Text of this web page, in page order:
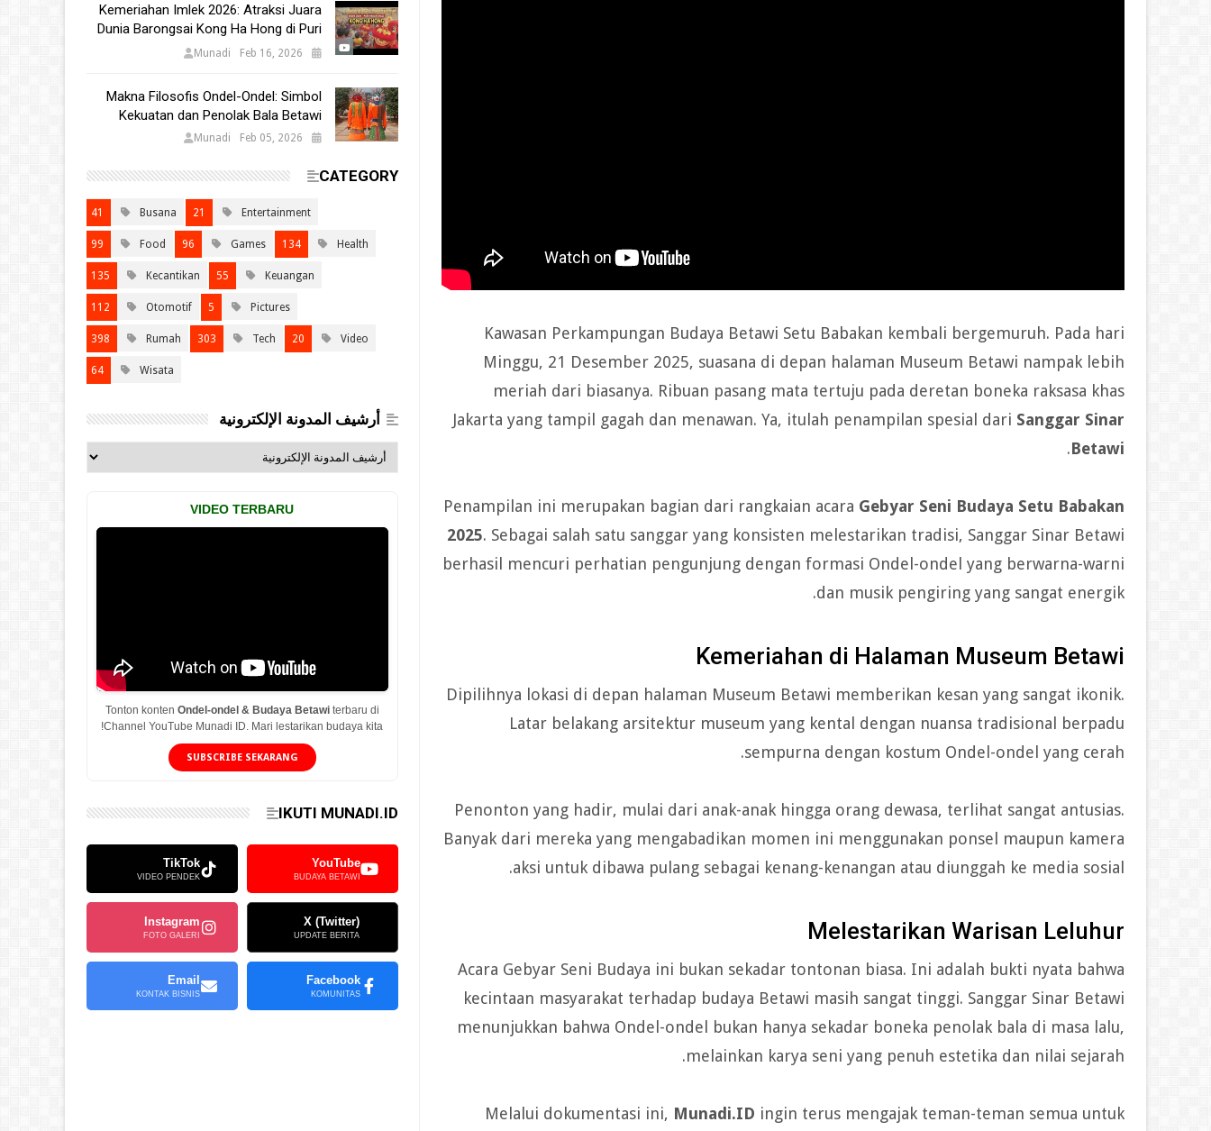
Kawasan Perkampungan Budaya Betawi Setu Babakan kembali bergemuruh. Pada hari
Minggu, 21 Desember 2025, suasana di depan halaman Museum Betawi nampak lebih
meriah dari biasanya. Ribuan pasang mata tertuju pada deretan boneka raksasa khas
Jakarta yang tampil gagah dan menawan. Ya, itulah penampilan spesial dari Sanggar Sinar
Betawi
.
Penampilan ini merupakan bagian dari rangkaian acara Gebyar Seni Budaya Setu Babakan
2025. Sebagai salah satu sanggar yang konsisten melestarikan tradisi, Sanggar Sinar Betawi
berhasil mencuri perhatian pengunjung dengan formasi Ondel-ondel yang berwarna-warni
dan musik pengiring yang sangat energik.
Kemeriahan di Halaman Museum Betawi
Dipilihnya lokasi di depan halaman Museum Betawi memberikan kesan yang sangat ikonik.
Latar belakang arsitektur museum yang kental dengan nuansa tradisional berpadu
sempurna dengan kostum Ondel-ondel yang cerah.
Penonton yang hadir, mulai dari anak-anak hingga orang dewasa, terlihat sangat antusias.
Banyak dari mereka yang mengabadikan momen ini menggunakan ponsel maupun kamera
aksi untuk dibawa pulang sebagai kenang-kenangan atau diunggah ke media sosial.
Melestarikan Warisan Leluhur
Acara Gebyar Seni Budaya ini bukan sekadar tontonan biasa. Ini adalah bukti nyata bahwa
kecintaan masyarakat terhadap budaya Betawi masih sangat tinggi. Sanggar Sinar Betawi
menunjukkan bahwa Ondel-ondel bukan hanya sekadar boneka penolak bala di masa lalu,
melainkan karya seni yang penuh estetika dan nilai sejarah.
Melalui dokumentasi ini, Munadi.ID ingin terus mengajak teman-teman semua untuk
Kemeriahan Imlek 2026: Atraksi Juara
Dunia Barongsai Kong Ha Hong di Puri
Indah Mall
Feb 16, 2026
Munadi
Makna Filosofis Ondel-Ondel: Simbol
Kekuatan dan Penolak Bala Betawi
Feb 05, 2026
Munadi
CATEGORY
Busana
41 Entertainment
21
Food
99 Games
96 Health
134
Kecantikan
135 Keuangan
55
Otomotif
112 Pictures
5
Rumah
398 Tech
303 Video
20
Wisata
64
أرشيف المدونة الإلكترونية
VIDEO TERBARU
Tonton konten Ondel-ondel & Budaya Betawiterbaru di
Channel YouTube Munadi ID. Mari lestarikan budaya kita!
SUBSCRIBE SEKARANG
IKUTI MUNADI.ID
YouTube
BUDAYA BETAWI
TikTok
VIDEO PENDEK
X (Twitter)
UPDATE BERITA
Instagram
FOTO GALERI
Facebook
KOMUNITAS
Email
KONTAK BISNIS